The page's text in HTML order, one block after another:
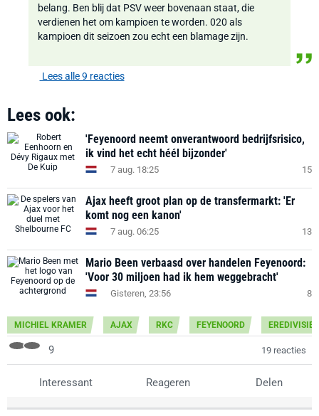
belang. Ben blij dat PSV weer bovenaan staat, die
verdienen het om kampioen te worden. 020 als
kampioen dit seizoen zou echt een blamage zijn.
Lees alle 9 reacties
Lees ook:
'Feyenoord neemt onverantwoord bedrijfsrisico,
ik vind het echt héél bijzonder'
7 aug. 18:25 15
Ajax heeft groot plan op de transfermarkt: 'Er
komt nog een kanon'
7 aug. 06:25 13
Mario Been verbaasd over handelen Feyenoord:
'Voor 30 miljoen had ik hem weggebracht'
Gisteren, 23:56 8
MICHIEL KRAMER AJAX RKC FEYENOORD EREDIVISIE
9 19 reacties
Interessant Reageren Delen